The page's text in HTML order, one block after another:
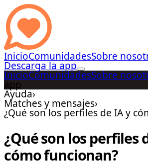
InicioComunidadesSobre
Descarga la app
InicioComunidadesSobre
app
Ayuda›
Matches y mensajes›
¿Qué son los perfiles de IA y
¿Qué son los perfiles
cómo funcionan?